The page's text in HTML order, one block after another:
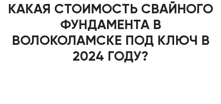
КАКАЯ СТОИМОСТЬ СВАЙНОГО
ФУНДАМЕНТА В
ВОЛОКОЛАМСКЕ ПОД КЛЮЧ В
2024 ГОДУ?